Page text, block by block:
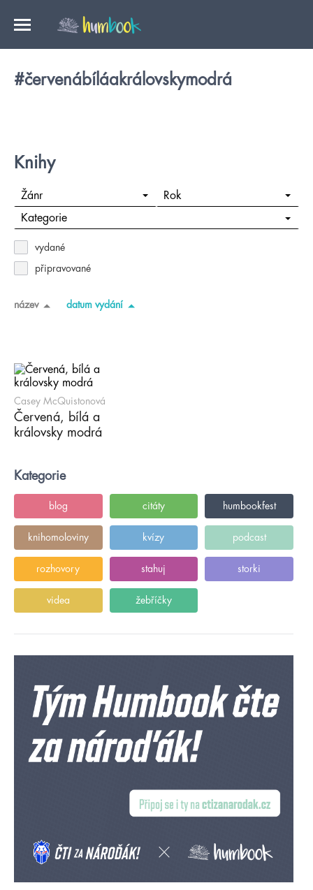
#červenábíláakrálovskymodrá
Knihy
Žánr Rok
Kategorie
vydané
připravované
název datum vydání
Casey McQuistonová
Červená, bílá a
královsky modrá
Kategorie
blog citáty humbookfest
knihomoloviny kvízy podcast
rozhovory stahuj storki
videa žebříčky